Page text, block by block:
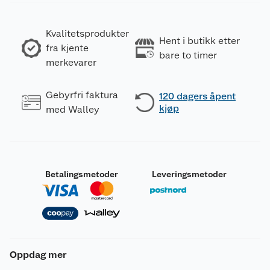
Kvalitetsprodukter
fra kjente
merkevarer
Hent i butikk etter
bare to timer
Gebyrfri faktura
med Walley
120 dagers åpent
kjøp
Betalingsmetoder Leveringsmetoder
Oppdag mer